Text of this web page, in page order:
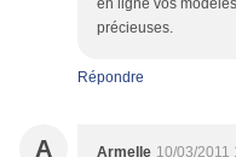
en ligne vos
précieuses.
Répondre
A Armelle 10/03/2011